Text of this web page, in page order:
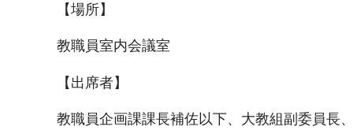
【場所】
教職員室内会議室
【出席者】
教職員企画課課長補佐以下、大教組副委員長